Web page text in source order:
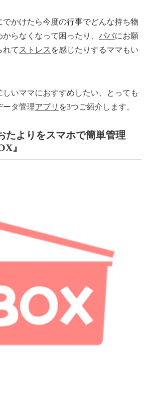
でかけたら今度の行事でどんな持ち物
からなくなって困ったり、パパにお願
れて ストレス を感じたりするママもい
いママにおすすめしたい、とっても
ータ管理アプリ を3つご紹介します。
よりをスマホで簡単管理
』